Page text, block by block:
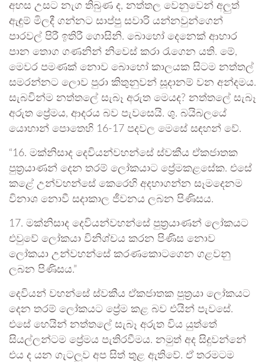
අහස උසට නැග තිබුණ ද, නත්තල වෙනුවෙන් අලුත්
ඇඳුම් මිලදී ගන්නට සාප්පු සවාරි යන්නවුන්ගෙන්
පාරවල් පිරී ඉතිරී ගොසිනි. බොහෝ දෙනෙක් ආහාර
පාන තොග ගණනින් නිවෙස් කරා රැගෙන යති. මේ,
මෙවර පමණක් නොව බොහෝ කාලයක සිටම නත්තල්
සමරන්නට ලොව පුරා කිතුනුවන් සූදානම් වන අන්දමය.
සැබවින්ම නත්තලේ සැබෑ අරුත මෙයද? නත්තලේ සැබෑ
අරුත ප්‍රේමය, ආදරය බව පැවසෙයි. ශු. බයිබලයේ
යොහාන් පොතෙහි 16-17 පදවල මෙසේ සඳහන් වේ.
“16. මක්නිසාද දෙවියන්වහන්සේ ස්වකීය ඒකජාතක
පුත්‍රයාණන් දෙන තරම් ලෝකයාට ප්‍රේමකළසේක. එසේ
කළේ උන්වහන්සේ කෙරෙහි අදහාගන්න සෑමදෙනම
විනාශ නොවී සදාකාල ජීවනය ලබන පිණිසය.
17. මක්නිසාද දෙවියන්වහන්සේ පුත්‍රයාණන් ලෝකයට
එවුවේ ලෝකයා විනිශ්චය කරන පිණිස නොව
ලෝකයා උන්වහන්සේ කරණකොටගෙන ගළවනු
ලබන පිණිසය.”
දෙවියන් වහන්සේ ස්වකීය ඒකජාතක පුත්‍රයා ලෝකයට
දෙන තරම් ලෝකයට ප්‍රේම කළ බව එයින් පැවසේ.
එසේ හෙයින් නත්තලේ සැබෑ අරුත විය යුත්තේ
සියල්ලන්ටම ප්‍රේමය පැතිරවීමය. නමුත් අද සිදුවන්නේ
එය ද යන ගැටලුව අප සිත් තුළ ඇතිවේ. ඒ තරමටම